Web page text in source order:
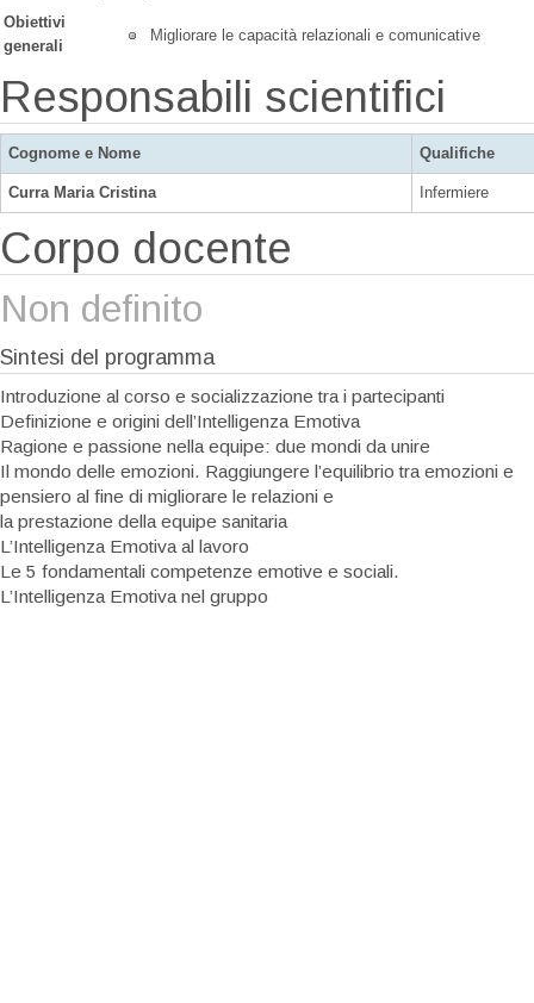
Obiettivi
generali
Migliorare le capacità relazionali e comunicative
Responsabili scientifici
Cognome e Nome Qualifiche
Curra Maria Cristina Infermiere
Corpo docente
Non definito
Sintesi del programma
Introduzione al corso e socializzazione tra i partecipanti
Definizione e origini dell’Intelligenza Emotiva
Ragione e passione nella equipe: due mondi da unire
Il mondo delle emozioni. Raggiungere l’equilibrio tra emozioni e
pensiero al fine di migliorare le relazioni e
la prestazione della equipe sanitaria
L’Intelligenza Emotiva al lavoro
Le 5 fondamentali competenze emotive e sociali.
L’Intelligenza Emotiva nel gruppo